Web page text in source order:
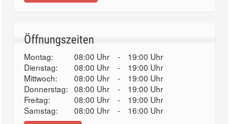
Öffnungszeiten
Montag: 08:00 Uhr -
19:00 Uhr
Dienstag:
08:00 Uhr -
19:00 Uhr
Mittwoch:
08:00 Uhr -
19:00 Uhr
Donnerstag: 08:00 Uhr -
19:00 Uhr
Freitag:
08:00 Uhr -
19:00 Uhr
Samstag:
08:00 Uhr - 16:00 Uhr